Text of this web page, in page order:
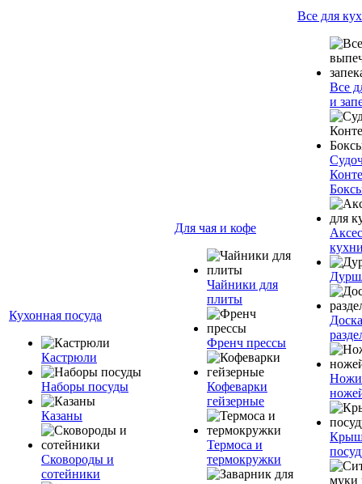
Кухонная посуда
Кастрюли
Наборы посуды
Казаны
Сковороды и
сотейники
Для чая и кофе
Чайники для
плиты
Френч прессы
Кофеварки
гейзерные
Термоса и
термокружки
Все для
Все
и
Доска